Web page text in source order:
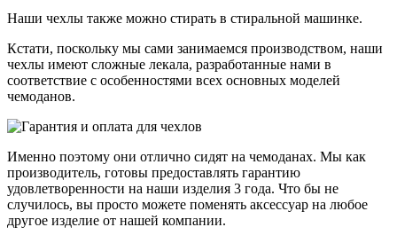
Наши чехлы также можно стирать в стиральной машинке.
Кстати, поскольку мы сами занимаемся производством, наши
чехлы имеют сложные лекала, разработанные нами в
соответствие с особенностями всех основных моделей
чемоданов.
Именно поэтому они отлично сидят на чемоданах. Мы как
производитель, готовы предоставлять гарантию
удовлетворенности на наши изделия 3 года. Что бы не
случилось, вы просто можете поменять аксессуар на любое
другое изделие от нашей компании.